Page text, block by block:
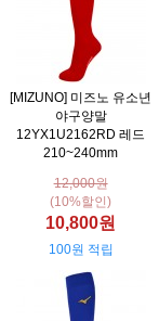
[MIZUNO] 미즈노 유소년
야구양말
12YX1U2162RD 레드
210~240mm
12,000원
(10%할인)
10,800원
100원 적립